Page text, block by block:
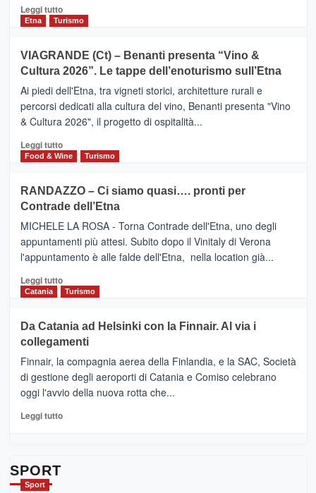
dati
di
Anche
la
Alcantara
nei
primi
nella
classifica
Leggi tuttoLeggi
di
IL
SAN
DOMENICO
PALACE
TAORMINA,
UN
HOTEL
FOUR
IL
NUOVO
SUMMER
CLUB
Etna Turismo
VIAGRANDE (Ct) – Benanti presenta “Vino &
Cultura 2026”. Le tappe dell’enoturismo sull’Etna
Ai piedi dell'Etna, tra vigneti storici, architetture rurali e
percorsi dedicati alla cultura del vino, Benanti presenta "Vino
& Cultura 2026", il progetto di ospitalità...
Leggi tuttoLeggi
di
VIAGRANDE
(Ct)
–
Benanti
presenta
“Vino
&
Cultura
tappe
dell’enoturismo
Food & Wine Turismo
RANDAZZO – Ci siamo quasi…. pronti per
Contrade dell’Etna
MICHELE LA ROSA - Torna Contrade dell'Etna, uno degli
appuntamenti più attesi. Subito dopo il Vinitaly di Verona
l'appuntamento è alle falde dell'Etna, nella location già...
Leggi tuttoLeggi
di
RANDAZZO
–
Ci
siamo
quasi….
pronti
per
Catania Turismo
Da Catania ad Helsinki con la Finnair. Al via i
collegamenti
Finnair, la compagnia aerea della Finlandia, e la SAC, Società
di gestione degli aeroporti di Catania e Comiso celebrano
oggi l'avvio della nuova rotta che...
Leggi tuttoLeggi
SPORT
Sport